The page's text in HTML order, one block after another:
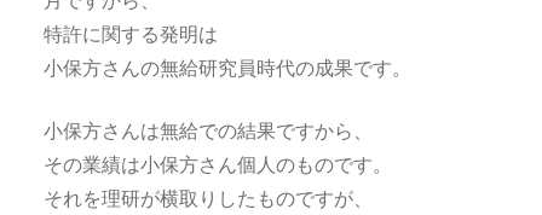
特許に関する発明は
小保方さんの無給研究員時代の成果です。
小保方さんは無給での結果ですから、
その業績は小保方さん個人のものです。
それを理研が横取りしたものですが、